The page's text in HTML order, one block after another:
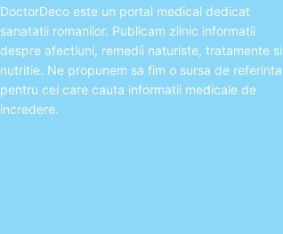
DoctorDeco este un portal medical dedicat
sanatatii romanilor. Publicam zilnic informatii
despre afectiuni, remedii naturiste, tratamente si
nutritie. Ne propunem sa fim o sursa de referinta
pentru cei care cauta informatii medicale de
incredere.